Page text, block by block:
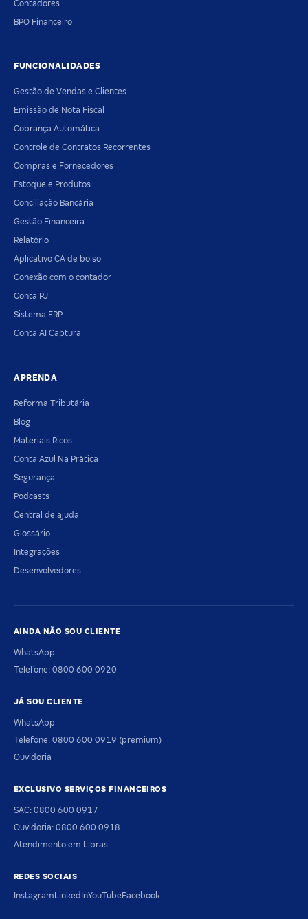
Contadores
BPO Financeiro
FUNCIONALIDADES
Gestão de Vendas e Clientes
Emissão de Nota Fiscal
Cobrança Automática
Controle de Contratos Recorrentes
Compras e Fornecedores
Estoque e Produtos
Conciliação Bancária
Gestão Financeira
Relatório
Aplicativo CA de bolso
Conexão com o contador
Conta PJ
Sistema ERP
Conta AI Captura
APRENDA
Reforma Tributária
Blog
Materiais Ricos
Conta Azul Na Prática
Segurança
Podcasts
Central de ajuda
Glossário
Integrações
Desenvolvedores
AINDA NÃO SOU CLIENTE
WhatsApp
Telefone: 0800 600 0920
JÁ SOU CLIENTE
WhatsApp
Telefone: 0800 600 0919 (premium)
Ouvidoria
EXCLUSIVO SERVIÇOS FINANCEIROS
SAC: 0800 600 0917
Ouvidoria: 0800 600 0918
Atendimento em Libras
REDES SOCIAIS
InstagramLinkedInYouTubeFacebook